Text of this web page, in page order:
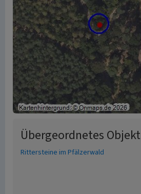
Übergeordnetes Objekt
Rittersteine im Pfälzerwald